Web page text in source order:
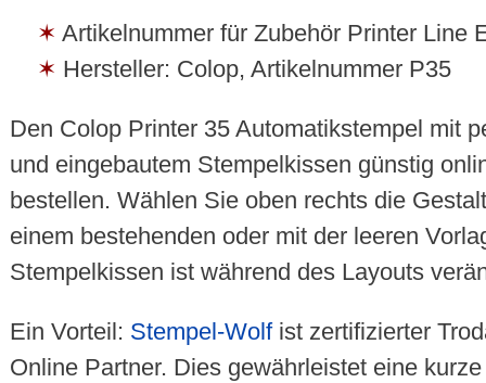
Artikelnummer für Zubehör Printer Line
Hersteller: Colop, Artikelnummer P35
Den Colop Printer 35 Automatikstempel mit
und eingebautem Stempelkissen günstig
bestellen. Wählen Sie oben rechts die
einem bestehenden oder mit der leeren
Stempelkissen ist während des Layouts
Ein Vorteil: Stempel-Wolfist zertifizierter
Online Partner. Dies gewährleistet eine